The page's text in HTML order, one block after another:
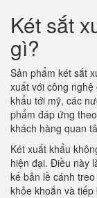
Két sắt
gì?
Sản phẩm két sắt
xuất với công
khẩu tới mỹ, các
phẩm đáp ứng
khách hàng quan
Két xuất khẩu
hiện đại. Điều này
kế bản lề cánh
khỏe khoắn và